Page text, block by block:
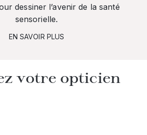
dessiner l’avenir de la santé
sensorielle.
EN SAVOIR PLUS
votre opticien